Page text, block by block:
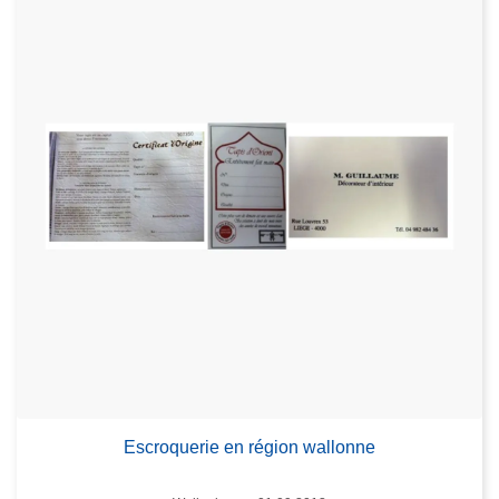
Escroquerie en région wallonne